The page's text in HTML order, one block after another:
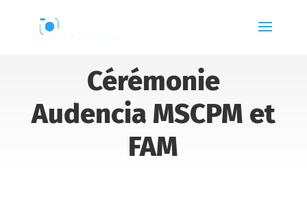
Accueil
Cérémonie
Audencia MSCPM et
FAM